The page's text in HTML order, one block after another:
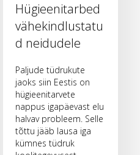
Hügieenitarbed
vähekindlustatu
d neidudele
Paljude tüdrukute
jaoks siin Eestis on
hügieenitarvete
nappus igapäevast elu
halvav probleem. Selle
tõttu jääb lausa iga
kümnes tüdruk